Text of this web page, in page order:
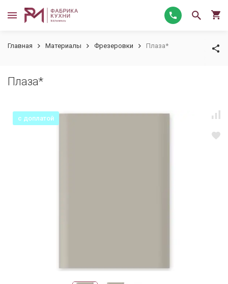
Главная Материалы Фрезеровки Плаза*
Плаза*
с доплатой